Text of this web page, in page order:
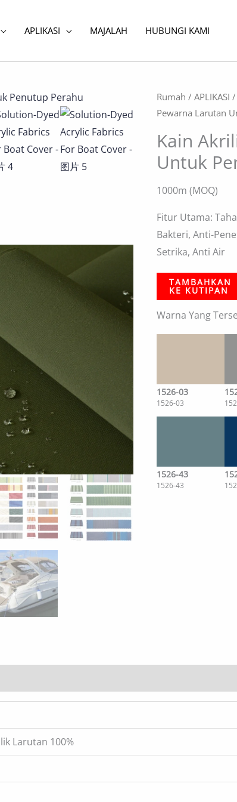
APLIKASI MAJALAH HUBUNGI KAMI
Rumah /APLIKASI /
Pewarna Larutan
Kain
Untuk
1000m (MOQ)
Fitur Utama:
Bakteri, Anti-
Setrika, Anti Air
TAMBAHKAN
KE KUTIPAN
Warna Yang
1526-03
1526-03
1526-43
1526-43
Larutan 100%